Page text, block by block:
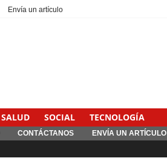
Envía un artículo
SALUD SOCIAL TECNOLOGÍA
CONTÁCTANOS ENVÍA UN ARTÍCULO